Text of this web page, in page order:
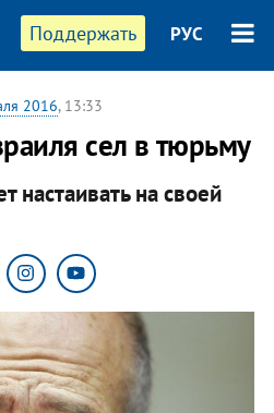
Поддержать РУС
2016, 13:33
сел в тюрьму
настаивать на своей